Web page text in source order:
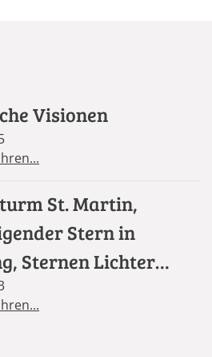
Visionen
St. Martin,
Stern in
Sternen Lichter
St. Florian